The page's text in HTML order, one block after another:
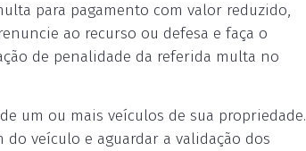
para pagamento com valor reduzido,
ao recurso ou defesa e faça o
de penalidade da referida multa no
um ou mais veículos de sua propriedade.
do veículo e aguardar a validação dos